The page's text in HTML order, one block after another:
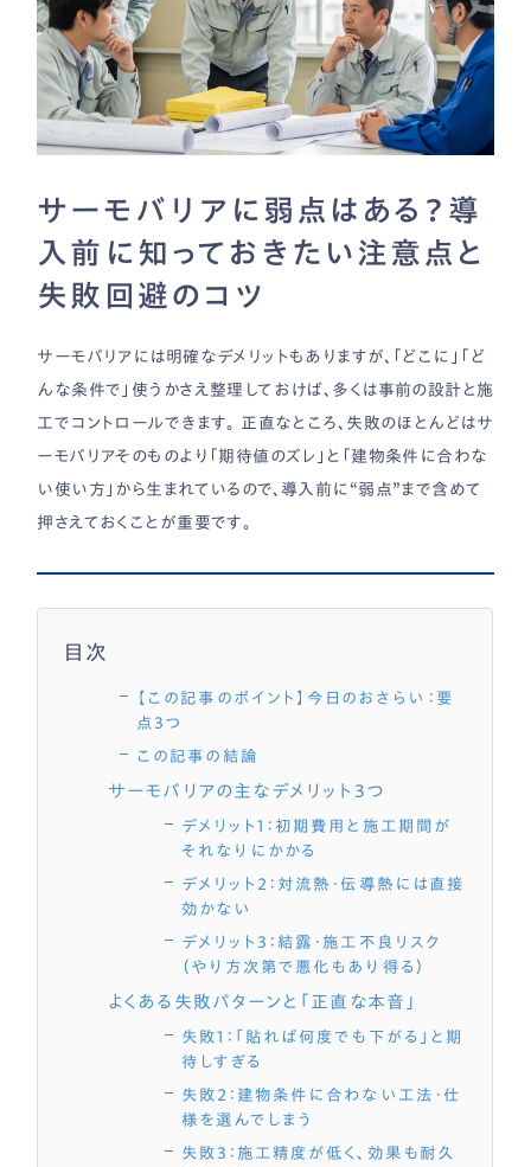
サーモバリアに弱点はある？導
入前に知っておきたい注意点と
失敗回避のコツ
サーモバリアには明確なデメリットもありますが、「どこに」「ど
んな条件で」使うかさえ整理しておけば、多くは事前の設計と施
工でコントロールできます。 正直なところ、失敗のほとんどはサ
ーモバリアそのものより「期待値のズレ」と「建物条件に合わな
い使い方」から生まれているので、導入前に“弱点”まで含めて
押さえておくことが重要です。
目次
【この記事のポイント】今日のおさらい：要
点3つ
この記事の結論
サーモバリアの主なデメリット3つ
デメリット1：初期費用と施工期間が
それなりにかかる
デメリット2：対流熱・伝導熱には直接
効かない
デメリット3：結露・施工不良リスク
（やり方次第で悪化もあり得る）
よくある失敗パターンと「正直な本音」
失敗1：「貼れば何度でも下がる」と期
待しすぎる
失敗2：建物条件に合わない工法・仕
様を選んでしまう
失敗3：施工精度が低く、効果も耐久